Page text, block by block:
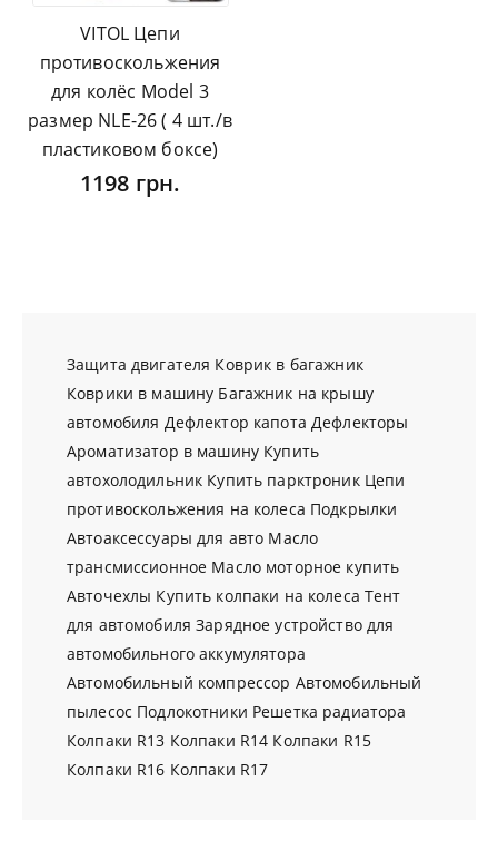
VITOL Цепи
противоскольжения
для колёс Model 3
размер NLE-26 ( 4 шт./в
пластиковом боксе)
1198 грн.
Защита двигателя Коврик в багажник
Коврики в машину Багажник на крышу
автомобиля Дефлектор капота Дефлекторы
Ароматизатор в машину Купить
автохолодильник Купить парктроник Цепи
противоскольжения на колеса Подкрылки
Автоаксессуары для авто Масло
трансмиссионное Масло моторное купить
Авточехлы Купить колпаки на колеса Тент
для автомобиля Зарядное устройство для
автомобильного аккумулятора
Автомобильный компрессор Автомобильный
пылесос Подлокотники Решетка радиатора
Колпаки R13 Колпаки R14 Колпаки R15
Колпаки R16 Колпаки R17